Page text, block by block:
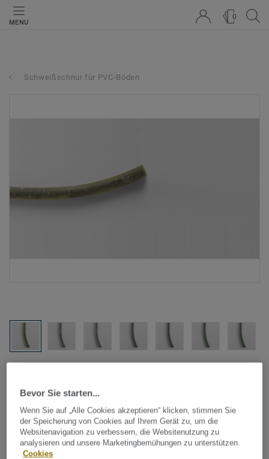
MENU
0
Schweißschnur für PVC-Böden
Schweißschnur für PVC-Böden
- Multicolour GREEN 0349
Bevor Sie starten...
Wenn Sie auf „Alle Cookies akzeptieren“ klicken, stimmen Sie
der Speicherung von Cookies auf Ihrem Gerät zu, um die
Websitenavigation zu verbessern, die Websitenutzung zu
analysieren und unsere Marketingbemühungen zu unterstützen.
Cookies